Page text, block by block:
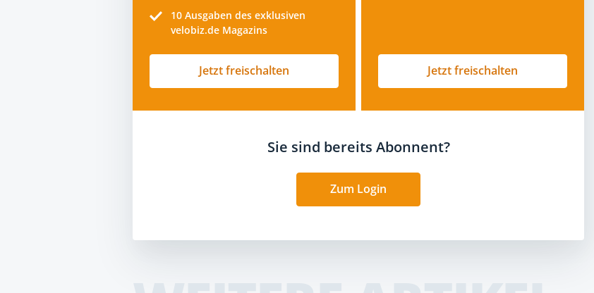
10 Ausgaben des exklusiven
velobiz.de Magazins
Jetzt freischalten Jetzt freischalten
Sie sind bereits Abonnent?
Zum Login